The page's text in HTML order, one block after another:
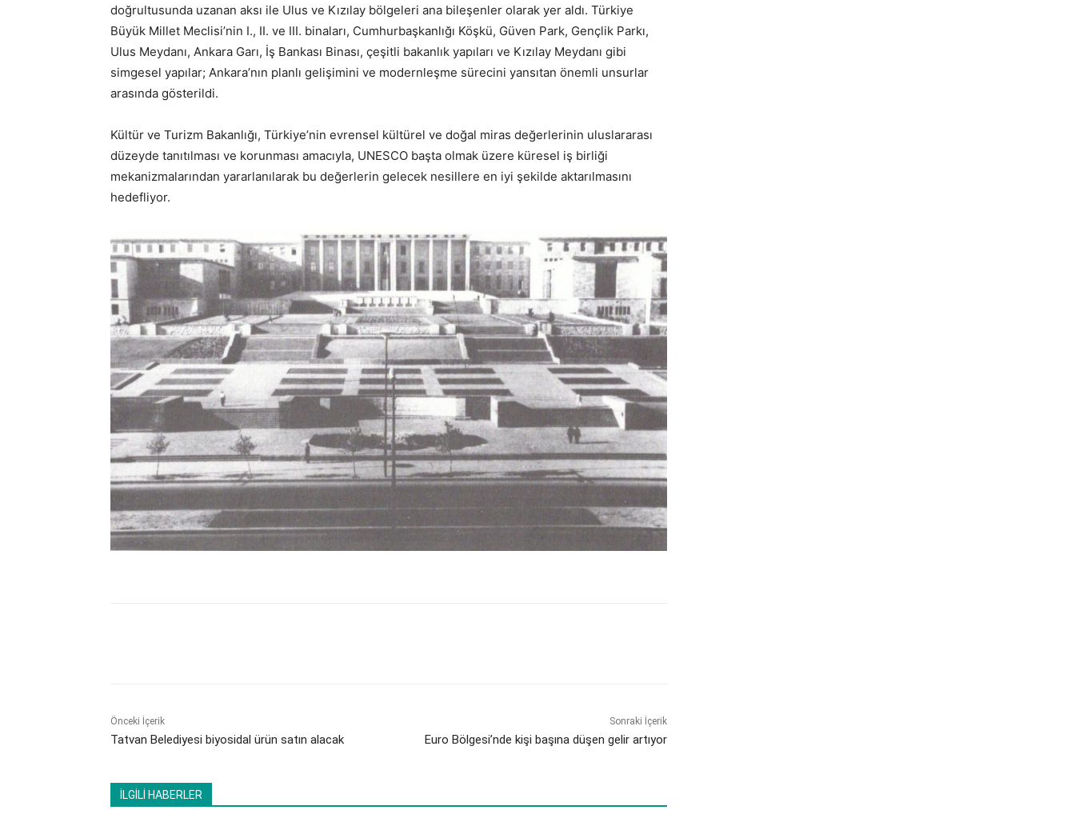
doğrultusunda uzanan aksı ile Ulus ve Kızılay bölgeleri ana bileşenler olarak yer aldı. Türkiye
Büyük Millet Meclisi’nin I., II. ve III. binaları, Cumhurbaşkanlığı Köşkü, Güven Park, Gençlik Parkı,
Ulus Meydanı, Ankara Garı, İş Bankası Binası, çeşitli bakanlık yapıları ve Kızılay Meydanı gibi
simgesel yapılar; Ankara’nın planlı gelişimini ve modernleşme sürecini yansıtan önemli unsurlar
arasında gösterildi.
Kültür ve Turizm Bakanlığı, Türkiye’nin evrensel kültürel ve doğal miras değerlerinin uluslararası
düzeyde tanıtılması ve korunması amacıyla, UNESCO başta olmak üzere küresel iş birliği
mekanizmalarından yararlanılarak bu değerlerin gelecek nesillere en iyi şekilde aktarılmasını
hedefliyor.
Önceki İçerik
Tatvan Belediyesi biyosidal ürün satın alacak
Sonraki İçerik
Euro Bölgesi’nde kişi başına düşen gelir artıyor
İLGİLİ HABERLER